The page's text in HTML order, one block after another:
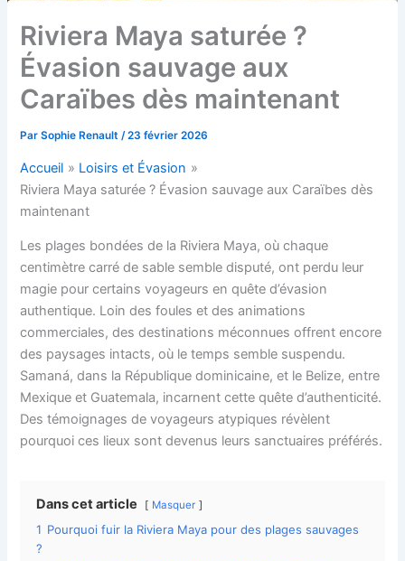
Riviera Maya saturée ?
Évasion sauvage aux
Caraïbes dès maintenant
ParSophie Renault /23 février 2026
Accueil
Loisirs et Évasion
Riviera Maya saturée ? Évasion sauvage aux Caraïbes dès
maintenant
Les plages bondées de la Riviera Maya, où chaque
centimètre carré de sable semble disputé, ont perdu leur
magie pour certains voyageurs en quête d’évasion
authentique. Loin des foules et des animations
commerciales, des destinations méconnues offrent encore
des paysages intacts, où le temps semble suspendu.
Samaná, dans la République dominicaine, et le Belize, entre
Mexique et Guatemala, incarnent cette quête d’authenticité.
Des témoignages de voyageurs atypiques révèlent
pourquoi ces lieux sont devenus leurs sanctuaires préférés.
Dans cet article Masquer
1 Pourquoi fuir la Riviera Maya pour des plages sauvages
?